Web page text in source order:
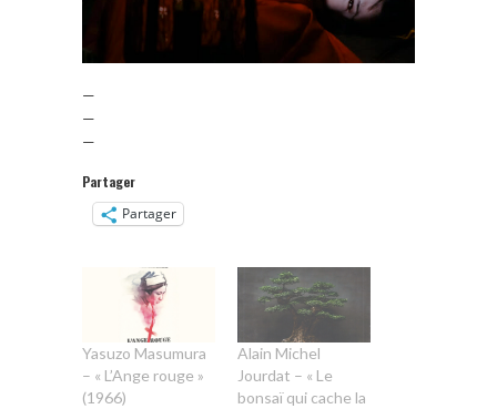
—
—
—
Partager
Partager
Yasuzo Masumura
– « L’Ange rouge »
(1966)
Alain Michel
Jourdat – « Le
bonsaï qui cache la